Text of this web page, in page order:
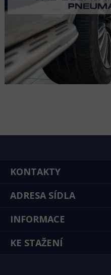
KONTAKTY
ADRESA SÍDLA
INFORMACE
KE STAŽENÍ